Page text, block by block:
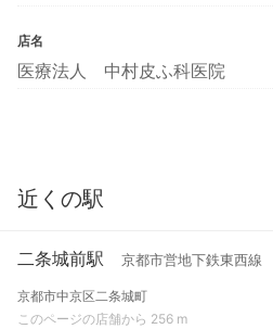
店名
医療法人 中村皮ふ科医院
近くの駅
二条城前駅 京都市営地下鉄東西線
京都市中京区二条城町
このページの店舗から 256 m